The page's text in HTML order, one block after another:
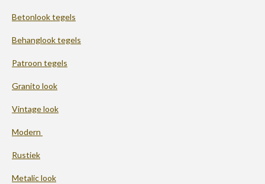
Betonlook tegels
Behanglook tegels
Patroon tegels
Granito look
Vintage look
Modern
Rustiek
Metalic look